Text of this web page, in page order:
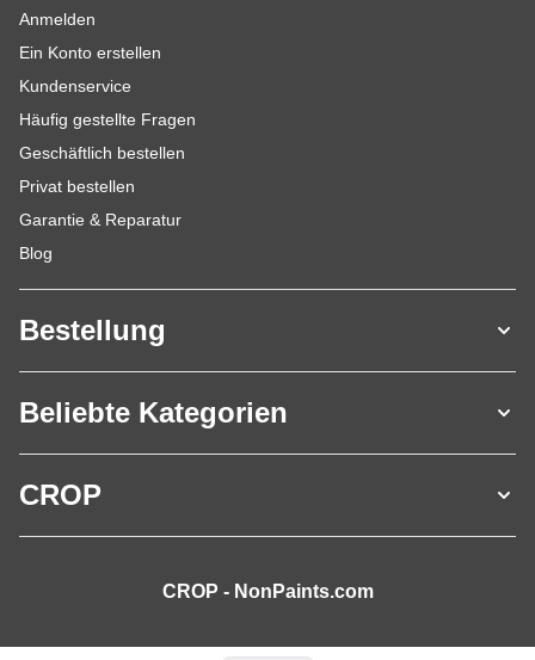
Anmelden
Ein Konto erstellen
Kundenservice
Häufig gestellte Fragen
Geschäftlich bestellen
Privat bestellen
Garantie & Reparatur
Blog
Bestellung
Beliebte Kategorien
CROP
CROP - NonPaints.com